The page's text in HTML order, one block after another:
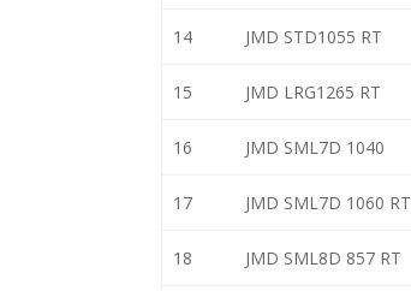
14 JMD STD1055 RT
15 JMD LRG1265 RT
16 JMD SML7D 1040
17 JMD SML7D 1060 RT
18 JMD SML8D 857 RT